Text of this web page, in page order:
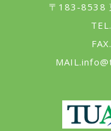
〒183-8538
MAIL.